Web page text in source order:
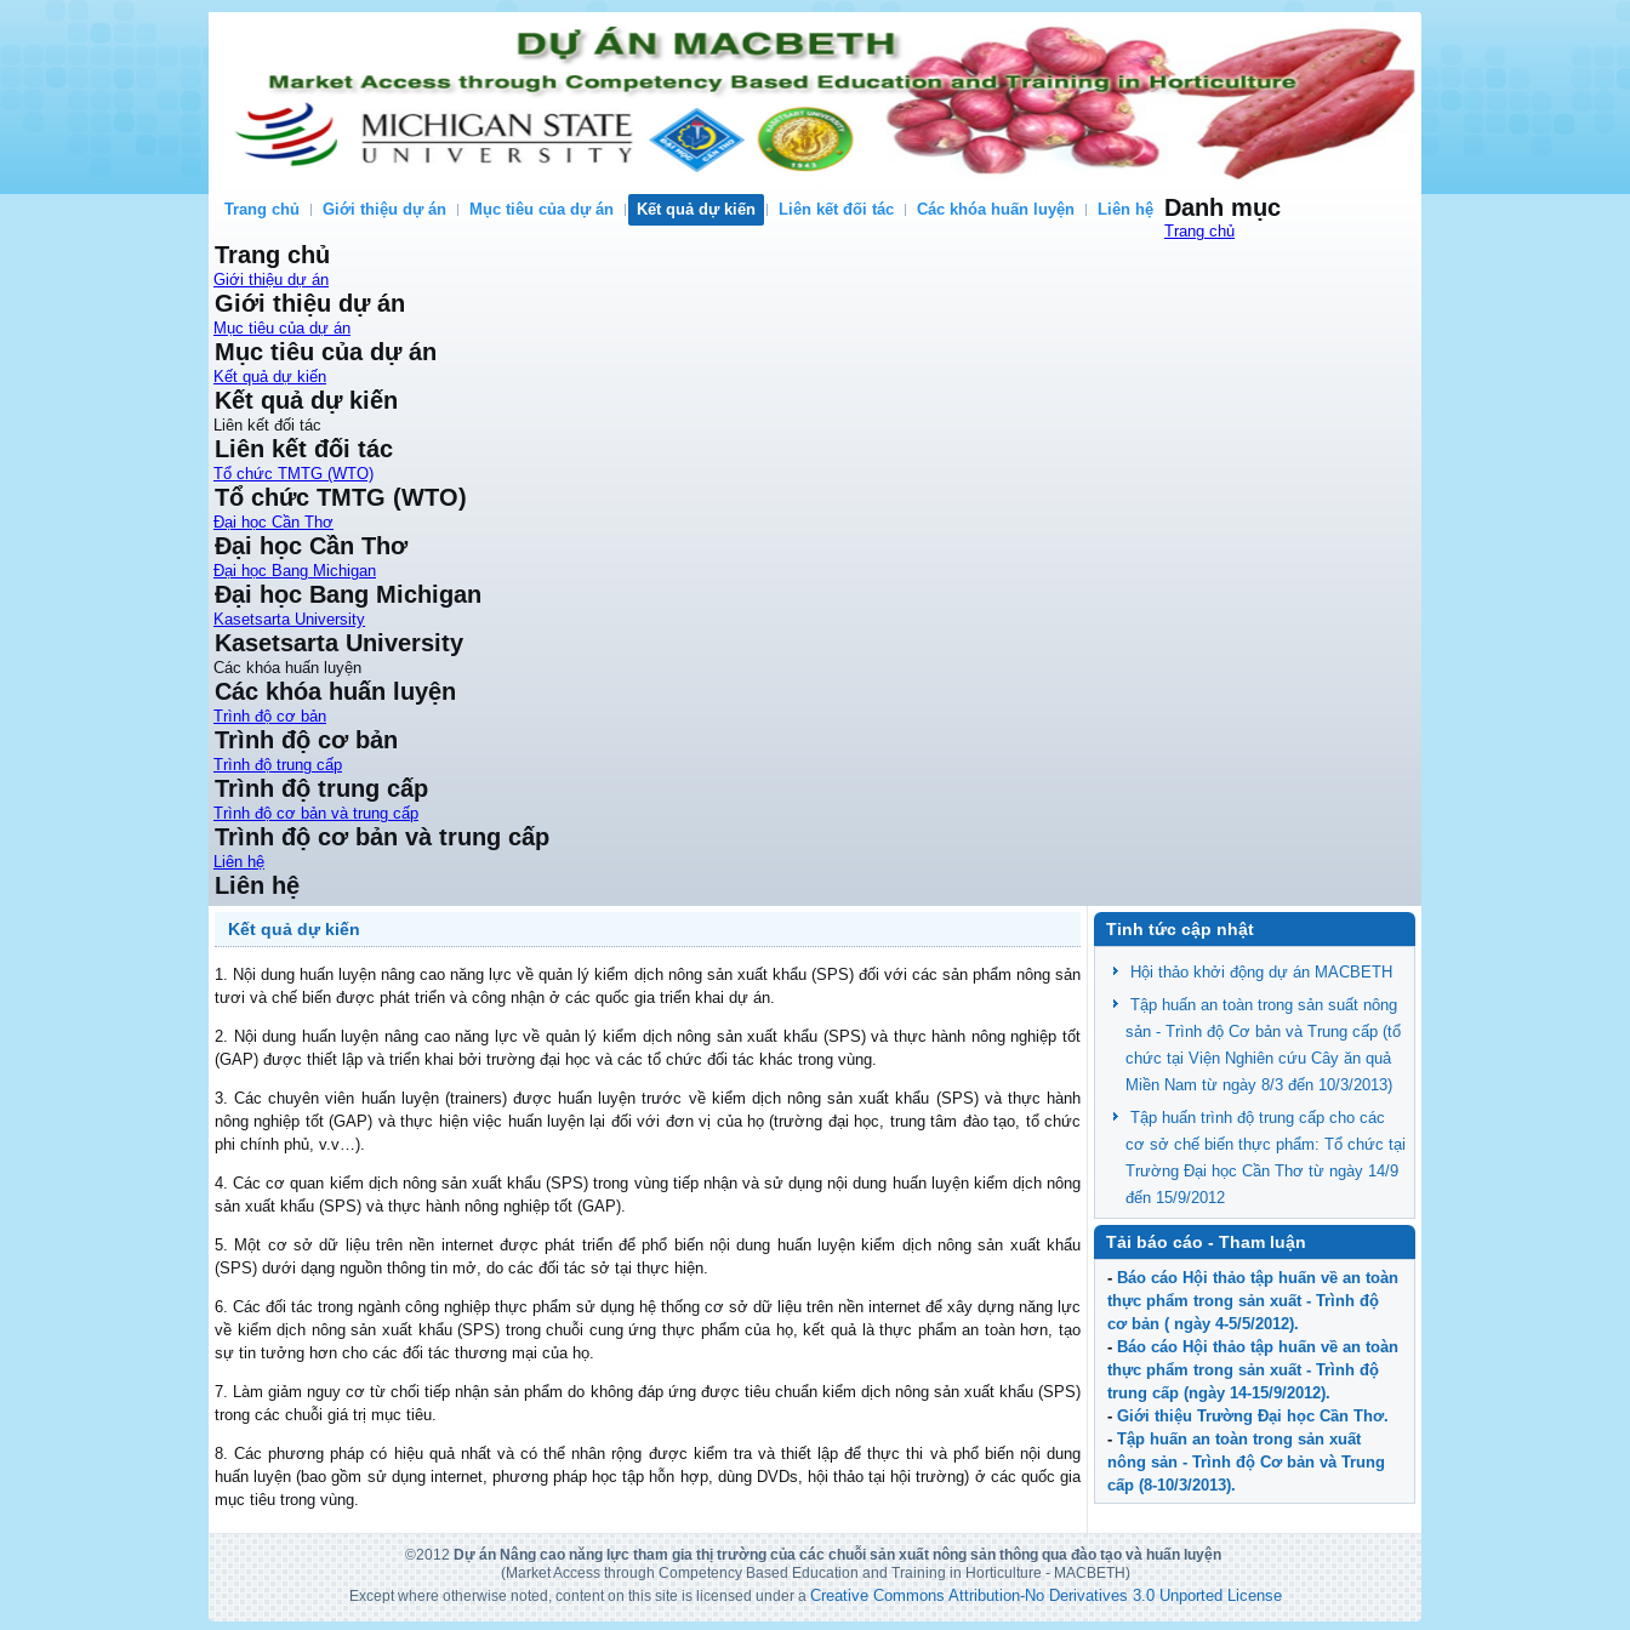
Trang chủ Giới thiệu dự án Mục tiêu của dự án Kết quả dự kiến Liên kết đối tác Các khóa huấn luyện Liên hệ Danh mục
Trang chủ
Trang chủ
Giới thiệu dự án
Giới thiệu dự án
Mục tiêu của dự án
Mục tiêu của dự án
Kết quả dự kiến
Kết quả dự kiến
Liên kết đối tác
Liên kết đối tác
Tổ chức TMTG (WTO)
Tổ chức TMTG (WTO)
Đại học Cần Thơ
Đại học Cần Thơ
Đại học Bang Michigan
Đại học Bang Michigan
Kasetsarta University
Kasetsarta University
Các khóa huấn luyện
Các khóa huấn luyện
Trình độ cơ bản
Trình độ cơ bản
Trình độ trung cấp
Trình độ trung cấp
Trình độ cơ bản và trung cấp
Trình độ cơ bản và trung cấp
Liên hệ
Liên hệ
Kết quả dự kiến
1. Nội dung huấn luyện nâng cao năng lực về quản lý kiểm dịch nông sản xuất khẩu (SPS) đối với các sản phẩm nông sản
tươi và chế biến được phát triển và công nhận ở các quốc gia triển khai dự án.
2. Nội dung huấn luyện nâng cao năng lực về quản lý kiểm dịch nông sản xuất khẩu (SPS) và thực hành nông nghiệp tốt
(GAP) được thiết lập và triển khai bởi trường đại học và các tổ chức đối tác khác trong vùng.
3. Các chuyên viên huấn luyện (trainers) được huấn luyện trước về kiểm dịch nông sản xuất khẩu (SPS) và thực hành
nông nghiệp tốt (GAP) và thực hiện việc huấn luyện lại đối với đơn vị của họ (trường đại học, trung tâm đào tạo, tổ chức
phi chính phủ, v.v…).
4. Các cơ quan kiểm dịch nông sản xuất khẩu (SPS) trong vùng tiếp nhận và sử dụng nội dung huấn luyện kiểm dịch nông
sản xuất khẩu (SPS) và thực hành nông nghiệp tốt (GAP).
5. Một cơ sở dữ liệu trên nền internet được phát triển để phổ biến nội dung huấn luyện kiểm dịch nông sản xuất khẩu
(SPS) dưới dạng nguồn thông tin mở, do các đối tác sở tại thực hiện.
6. Các đối tác trong ngành công nghiệp thực phẩm sử dụng hệ thống cơ sở dữ liệu trên nền internet để xây dựng năng lực
về kiểm dịch nông sản xuất khẩu (SPS) trong chuỗi cung ứng thực phẩm của họ, kết quả là thực phẩm an toàn hơn, tạo
sự tin tưởng hơn cho các đối tác thương mại của họ.
7. Làm giảm nguy cơ từ chối tiếp nhận sản phẩm do không đáp ứng được tiêu chuẩn kiểm dịch nông sản xuất khẩu (SPS)
trong các chuỗi giá trị mục tiêu.
8. Các phương pháp có hiệu quả nhất và có thể nhân rộng được kiểm tra và thiết lập để thực thi và phổ biến nội dung
huấn luyện (bao gồm sử dụng internet, phương pháp học tập hỗn hợp, dùng DVDs, hội thảo tại hội trường) ở các quốc gia
mục tiêu trong vùng.
Tinh tức cập nhật
Hội thảo khởi động dự án MACBETH
Tập huấn an toàn trong sản suất nông
sản - Trình độ Cơ bản và Trung cấp (tổ
chức tại Viện Nghiên cứu Cây ăn quả
Miền Nam từ ngày 8/3 đến 10/3/2013)
Tập huấn trình độ trung cấp cho các
cơ sở chế biến thực phẩm: Tổ chức tại
Trường Đại học Cần Thơ từ ngày 14/9
đến 15/9/2012
Tải báo cáo - Tham luận
- Báo cáo Hội thảo tập huấn về an toàn
thực phẩm trong sản xuất - Trình độ
cơ bản ( ngày 4-5/5/2012).
- Báo cáo Hội thảo tập huấn về an toàn
thực phẩm trong sản xuất - Trình độ
trung cấp (ngày 14-15/9/2012).
- Giới thiệu Trường Đại học Cần Thơ.
- Tập huấn an toàn trong sản xuất
nông sản - Trình độ Cơ bản và Trung
cấp (8-10/3/2013).
©2012 Dự án Nâng cao năng lực tham gia thị trường của các chuỗi sản xuất nông sản thông qua đào tạo và huấn luyện
(Market Access through Competency Based Education and Training in Horticulture - MACBETH)
Except where otherwise noted, content on this site is licensed under a Creative Commons Attribution-No Derivatives 3.0 Unported License